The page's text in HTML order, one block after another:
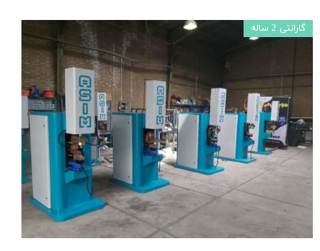
گارانتی 2 ساله